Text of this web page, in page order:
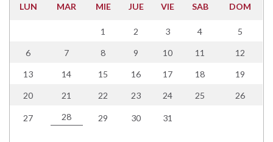
LUN MAR MIE JUE VIE SAB DOM
1 2 3 4 5
6 7 8 9 10 11 12
13 14 15 16 17 18 19
20 21 22 23 24 25 26
27 28 29 30 31